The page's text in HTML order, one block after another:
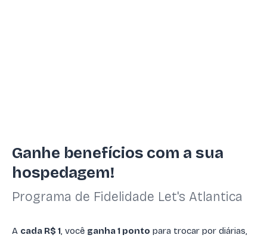
Ganhe benefícios com a sua
hospedagem!
Programa de Fidelidade Let's Atlantica
A cada R$ 1, você ganha 1 ponto para trocar por diárias,